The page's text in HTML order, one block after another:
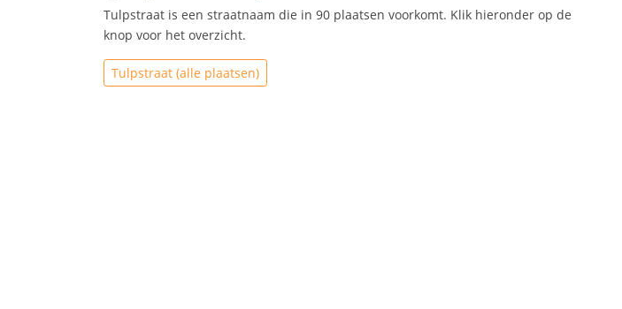
Tulpstraat is een straatnaam die in 90 plaatsen voorkomt. Klik hieronder op de
knop voor het overzicht.
Tulpstraat (alle plaatsen)